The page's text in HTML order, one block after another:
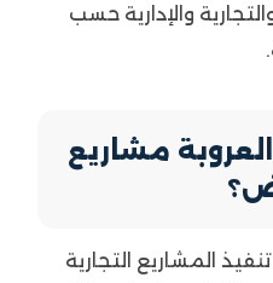
والإدارية حسب
مشاريع
المشاريع التجارية